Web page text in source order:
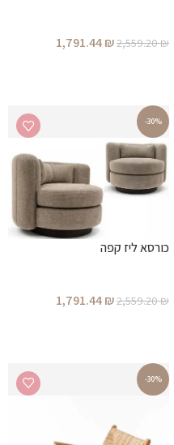
2,559.20₪
1,791.44₪
-30%
כורסא ליז קפה
2,559.20₪
1,791.44₪
-30%